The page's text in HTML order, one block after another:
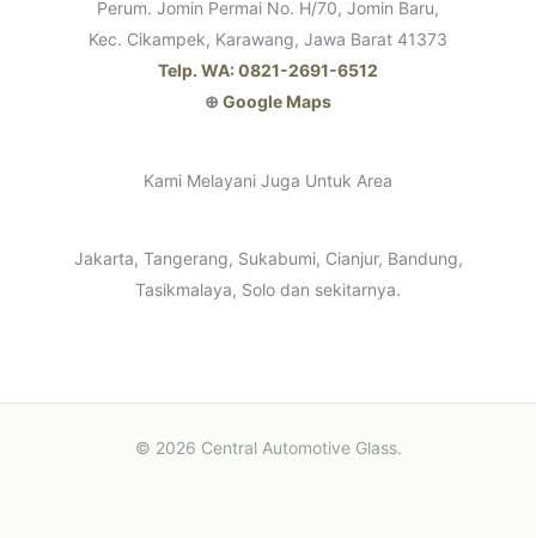
Perum. Jomin Permai No. H/70, Jomin Baru,
Kec. Cikampek, Karawang, Jawa Barat 41373
Telp. WA: 0821-2691-6512
⊕ Google Maps
Kami Melayani Juga Untuk Area
Jakarta, Tangerang, Sukabumi, Cianjur, Bandung,
Tasikmalaya, Solo dan sekitarnya.
© 2026 Central Automotive Glass.